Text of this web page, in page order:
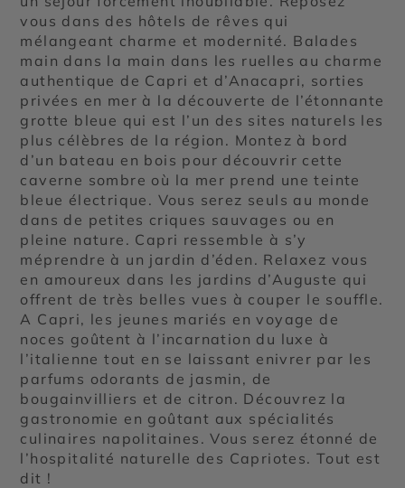
vous dans des hôtels de rêves qui
mélangeant charme et modernité. Balades
main dans la main dans les ruelles au charme
authentique de Capri et d’Anacapri, sorties
privées en mer à la découverte de l’étonnante
grotte bleue qui est l’un des sites naturels les
plus célèbres de la région. Montez à bord
d’un bateau en bois pour découvrir cette
caverne sombre où la mer prend une teinte
bleue électrique. Vous serez seuls au monde
dans de petites criques sauvages ou en
pleine nature. Capri ressemble à s’y
méprendre à un jardin d’éden. Relaxez vous
en amoureux dans les jardins d’Auguste qui
offrent de très belles vues à couper le souffle.
A Capri, les jeunes mariés en voyage de
noces goûtent à l’incarnation du luxe à
l’italienne tout en se laissant enivrer par les
parfums odorants de jasmin, de
bougainvilliers et de citron. Découvrez la
gastronomie en goûtant aux spécialités
culinaires napolitaines. Vous serez étonné de
l’hospitalité naturelle des Capriotes. Tout est
dit !